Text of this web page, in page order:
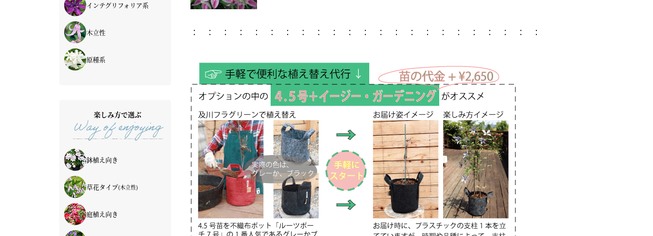
インテグリフォリア系
青・紫系
赤系
ピンク系
白系
木立性
インテグリフォリア系
草ボタン類
フラミュラ系
原種系
楽しみ方で選ぶ
Way of enjoying
鉢植え向き
草花タイプ(木立性)
庭植え向き
： ： ： ： ： ： ： ： ： ： ： ： ： ： ： ： ： ： ： ： ： ： ：